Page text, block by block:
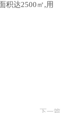
积达2500㎡,用